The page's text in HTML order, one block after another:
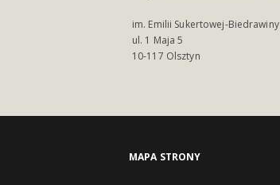
im. Emilii Sukertowej-Biedrawiny
ul. 1 Maja 5
10-117 Olsztyn
MAPA STRONY